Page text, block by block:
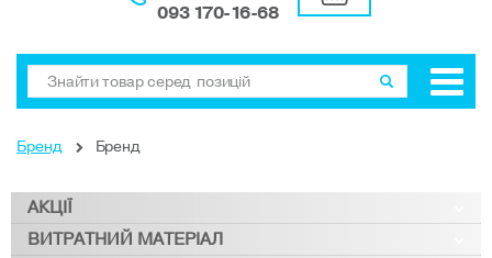
093 170-16-68
Бренд Бренд
АКЦІЇ
ВИТРАТНИЙ МАТЕРІАЛ